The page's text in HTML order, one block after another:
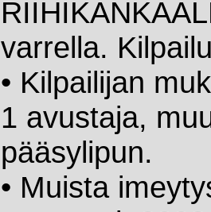
varrella.
• Kilpailijan
1 avustaja,
pääsylipun.
• Muista